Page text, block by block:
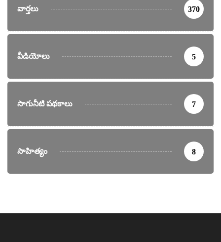
వార్తలు 370
వీడియోలు 5
సాగునీటి పథకాలు 7
సాహిత్యం 8